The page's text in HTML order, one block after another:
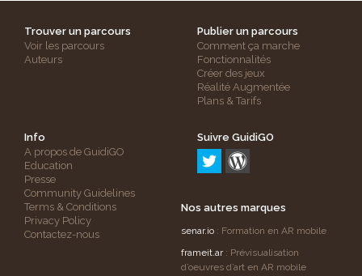
Trouver un parcours
Voir les parcours
Auteurs
Publier un parcours
Comment ça marche
Fonctionnalités
Créer des jeux
Réalité Augmentée
Plans & Tarifs
Info
A propos de GuidiGO
Education
Presse
Community Guidelines
Terms & Conditions
Privacy Policy
Contactez-nous
Suivre GuidiGO
Nos autres marques
senar.io : Formation en AR mobile
frameit.ar: Prévisualisation
d’oeuvres d’art en AR mobile